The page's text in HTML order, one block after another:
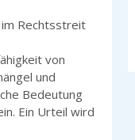
Rechtsstreit
von
und
Bedeutung
Ein Urteil wird